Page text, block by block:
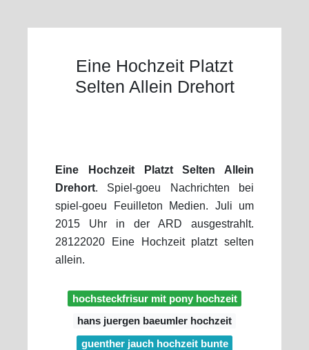
Eine Hochzeit Platzt
Selten Allein Drehort
Eine Hochzeit Platzt Selten Allein
Drehort. Spiel-goeu Nachrichten bei
spiel-goeu Feuilleton Medien. Juli um
2015 Uhr in der ARD ausgestrahlt.
28122020 Eine Hochzeit platzt selten
allein.
hochsteckfrisur mit pony hochzeit
hans juergen baeumler hochzeit
guenther jauch hochzeit bunte